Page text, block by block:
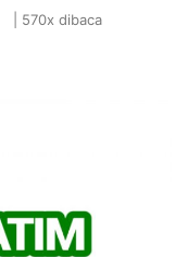
570x dibaca